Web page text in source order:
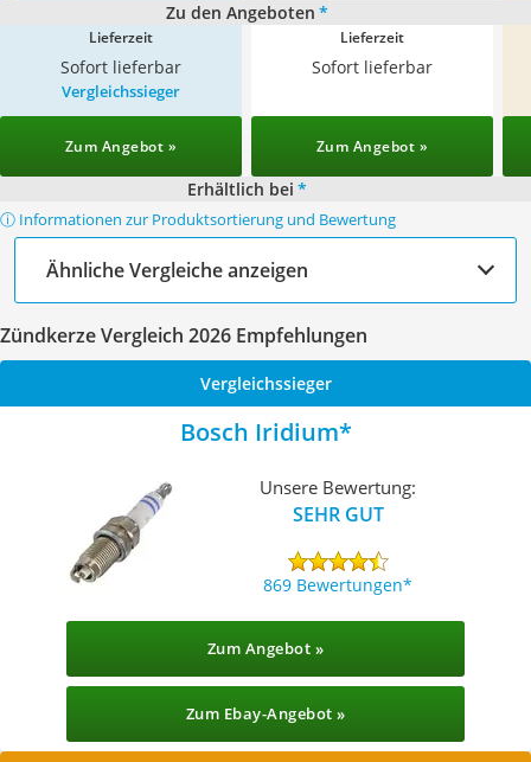
Zu den Angeboten *
Lieferzeit
Sofort lieferbar
Lieferzeit
Sofort lieferbar
Vergleichssieger
Zum Angebot » Zum Angebot »
Erhältlich bei *
ⓘ Informationen zur Produktsortierung und Bewertung
Ähnliche Vergleiche anzeigen
Zündkerze Vergleich 2026 Empfehlungen
Vergleichssieger
Bosch Iridium
Unsere Bewertung:
SEHR GUT
869 Bewertungen
Zum Angebot »
Zum Ebay-Angebot »